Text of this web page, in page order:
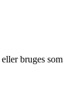
bruges som